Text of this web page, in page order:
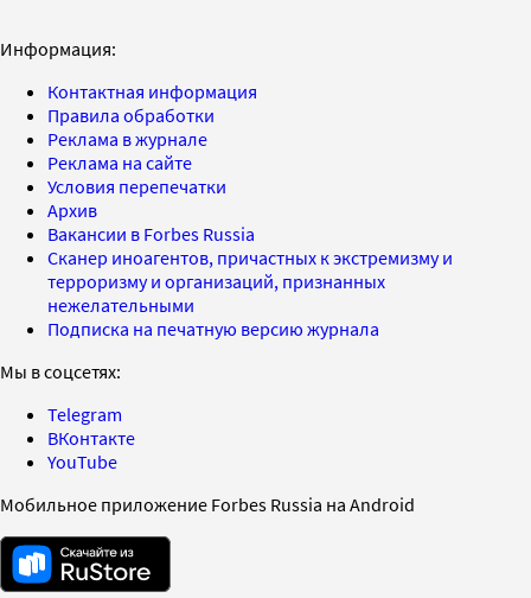
Информация:
Контактная информация
Правила обработки
Реклама в журнале
Реклама на сайте
Условия перепечатки
Архив
Вакансии в Forbes Russia
Сканер иноагентов, причастных к экстремизму и
терроризму и организаций, признанных
нежелательными
Подписка на печатную версию журнала
Мы в соцсетях:
Telegram
ВКонтакте
YouTube
Мобильное приложение Forbes Russia на Android